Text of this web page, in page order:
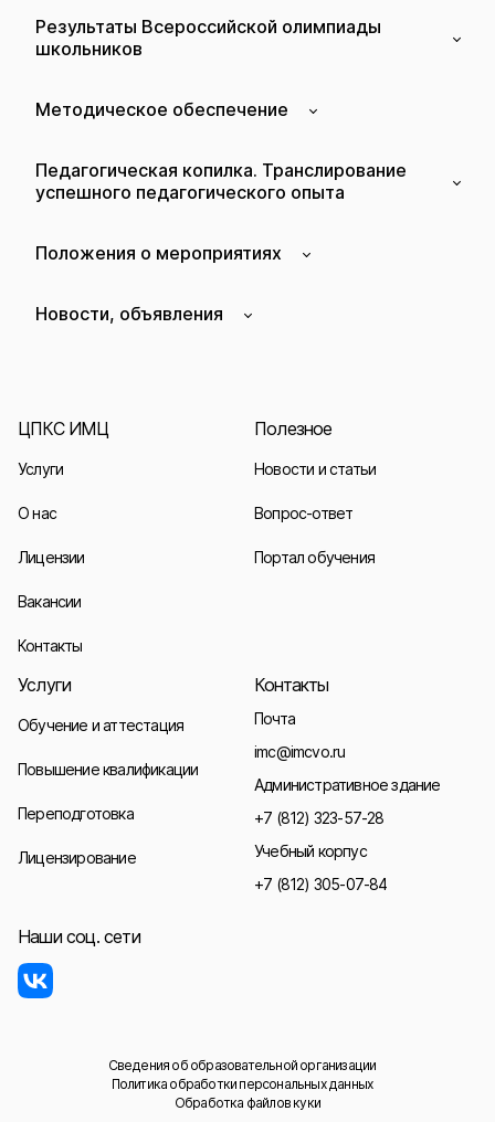
Результаты Всероссийской олимпиады
школьников
Методическое обеспечение
Педагогическая копилка. Транслирование
успешного педагогического опыта
Положения о мероприятиях
Новости, объявления
ЦПКС ИМЦ
Услуги
О нас
Лицензии
Вакансии
Контакты
Полезное
Новости и статьи
Вопрос-ответ
Портал обучения
Услуги
Обучение и аттестация
Повышение квалификации
Переподготовка
Лицензирование
Контакты
Почта
imc@imcvo.ru
Административное здание
+7 (812) 323-57-28
Учебный корпус
+7 (812) 305-07-84
Наши соц. сети
Сведения об образовательной организации
Политика обработки персональных данных
Обработка файлов куки